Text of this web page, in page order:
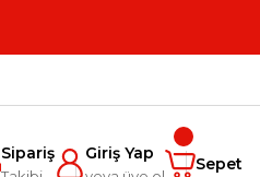
Sipariş Giriş Yap
Sepet